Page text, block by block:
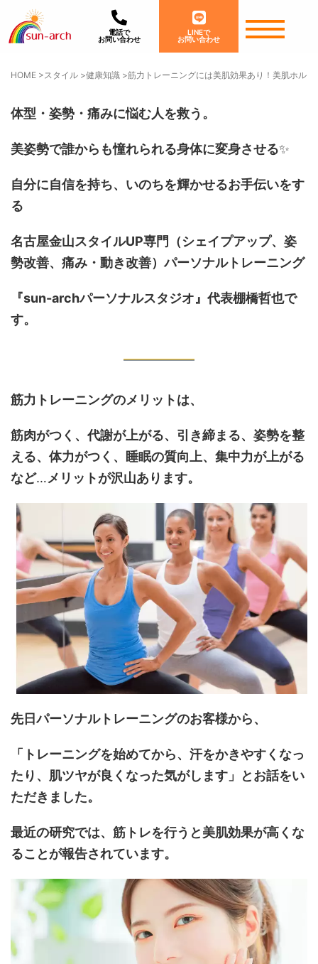
電話で
お問い合わせ
LINEで
お問い合わせ
HOME > スタイル >健康知識 >筋力トレーニングには美肌効果あり！美肌ホル
体型・姿勢・痛みに悩む人を救う。
美姿勢で誰からも憧れられる身体に変身させる✨
自分に自信を持ち、いのちを輝かせるお手伝いをす
る
名古屋金山スタイルUP専門
（シェイプアップ、姿
勢改善、痛み・動き改善）パーソナルトレーニング
『sun-archパーソナルスタジオ』代表棚橋哲也で
す。
筋力トレーニングのメリットは、
筋肉がつく、代謝が上がる、引き締まる、姿勢を整
える、体力がつく、睡眠の質向上、集中力が上がる
など…メリットが沢山あります。
先日パーソナルトレーニングのお客様から、
「トレーニングを始めてから、汗をかきやすくなっ
たり、肌ツヤが良くなった気がします」とお話をい
ただきました。
最近の研究では、筋トレを行うと美肌効果が高くな
ることが報告されています。